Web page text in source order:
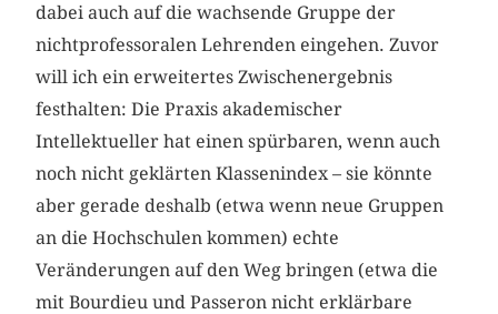
dabei auch auf die wachsende Gruppe der
nichtprofessoralen Lehrenden eingehen. Zuvor
will ich ein erweitertes Zwischenergebnis
festhalten: Die Praxis akademischer
Intellektueller hat einen spürbaren, wenn auch
noch nicht geklärten Klassenindex – sie könnte
aber gerade deshalb (etwa wenn neue Gruppen
an die Hochschulen kommen) echte
Veränderungen auf den Weg bringen (etwa die
mit Bourdieu und Passeron nicht erklärbare